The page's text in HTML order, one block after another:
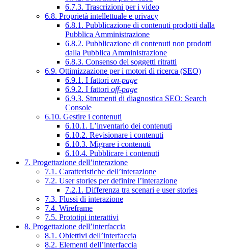
6.7.3. Trascrizioni per i video
6.8. Proprietà intellettuale e privacy
6.8.1. Pubblicazione di contenuti prodotti dalla
Pubblica Amministrazione
6.8.2. Pubblicazione di contenuti non prodotti
dalla Pubblica Amministrazione
6.8.3. Consenso dei soggetti ritratti
6.9. Ottimizzazione per i motori di ricerca (SEO)
6.9.1. I fattori on-page
6.9.2. I fattori off-page
6.9.3. Strumenti di diagnostica SEO: Search
Console
6.10. Gestire i contenuti
6.10.1. L’inventario dei contenuti
6.10.2. Revisionare i contenuti
6.10.3. Migrare i contenuti
6.10.4. Pubblicare i contenuti
7. Progettazione dell’interazione
7.1. Caratteristiche dell’interazione
7.2. User stories per definire l’interazione
7.2.1. Differenza tra scenari e user stories
7.3. Flussi di interazione
7.4. Wireframe
7.5. Prototipi interattivi
8. Progettazione dell’interfaccia
8.1. Obiettivi dell’interfaccia
8.2. Elementi dell’interfaccia